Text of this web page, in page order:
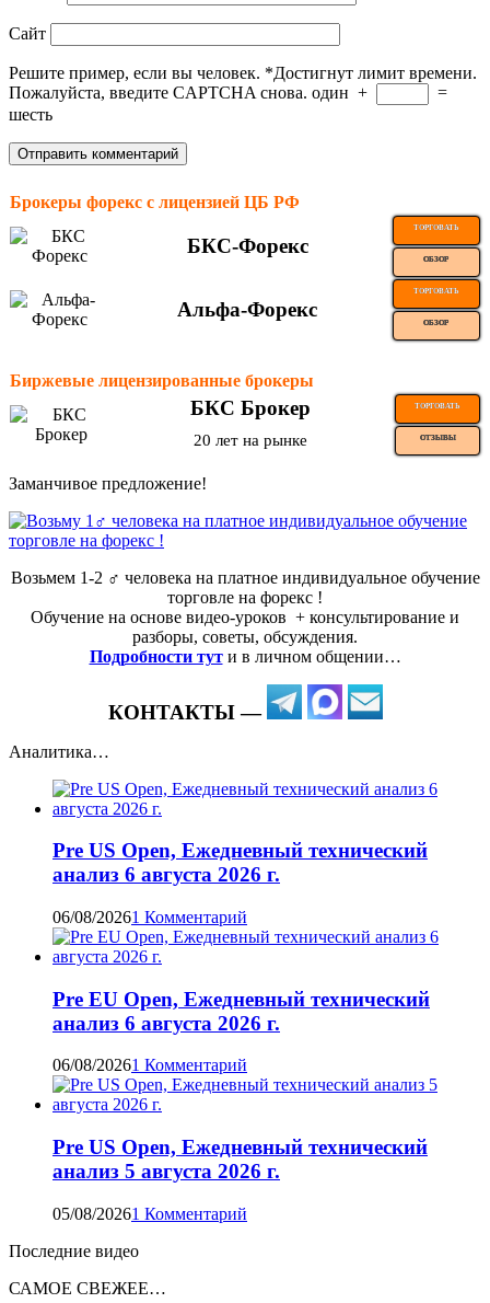
Сайт
Решите пример, если вы человек. *Достигнут лимит времени.
Пожалуйста, введите CAPTCHA снова. один +
=
шесть
Брокеры форекс с лицензией ЦБ РФ
БКС-Форекс
ТОРГОВАТЬ
ОБЗОР
Альфа-Форекс
ТОРГОВАТЬ
ОБЗОР
Биржевые лицензированные брокеры
БКС Брокер ТОРГОВАТЬ
20 лет на рынке ОТЗЫВЫ
Заманчивое предложение!
Возьмем 1-2 ‍♂️ человека на платное индивидуальное обучение
торговле на форекс !
Обучение на основе видео-уроков ️ + консультирование и
разборы, советы, обсуждения.
Подробности тут и в личном общении…
КОНТАКТЫ —
Аналитика…
Pre US Open, Ежедневный технический
анализ 6 августа 2026 г.
06/08/20261 Комментарий
Pre EU Open, Ежедневный технический
анализ 6 августа 2026 г.
06/08/20261 Комментарий
Pre US Open, Ежедневный технический
анализ 5 августа 2026 г.
05/08/20261 Комментарий
Последние видео
САМОЕ СВЕЖЕЕ…